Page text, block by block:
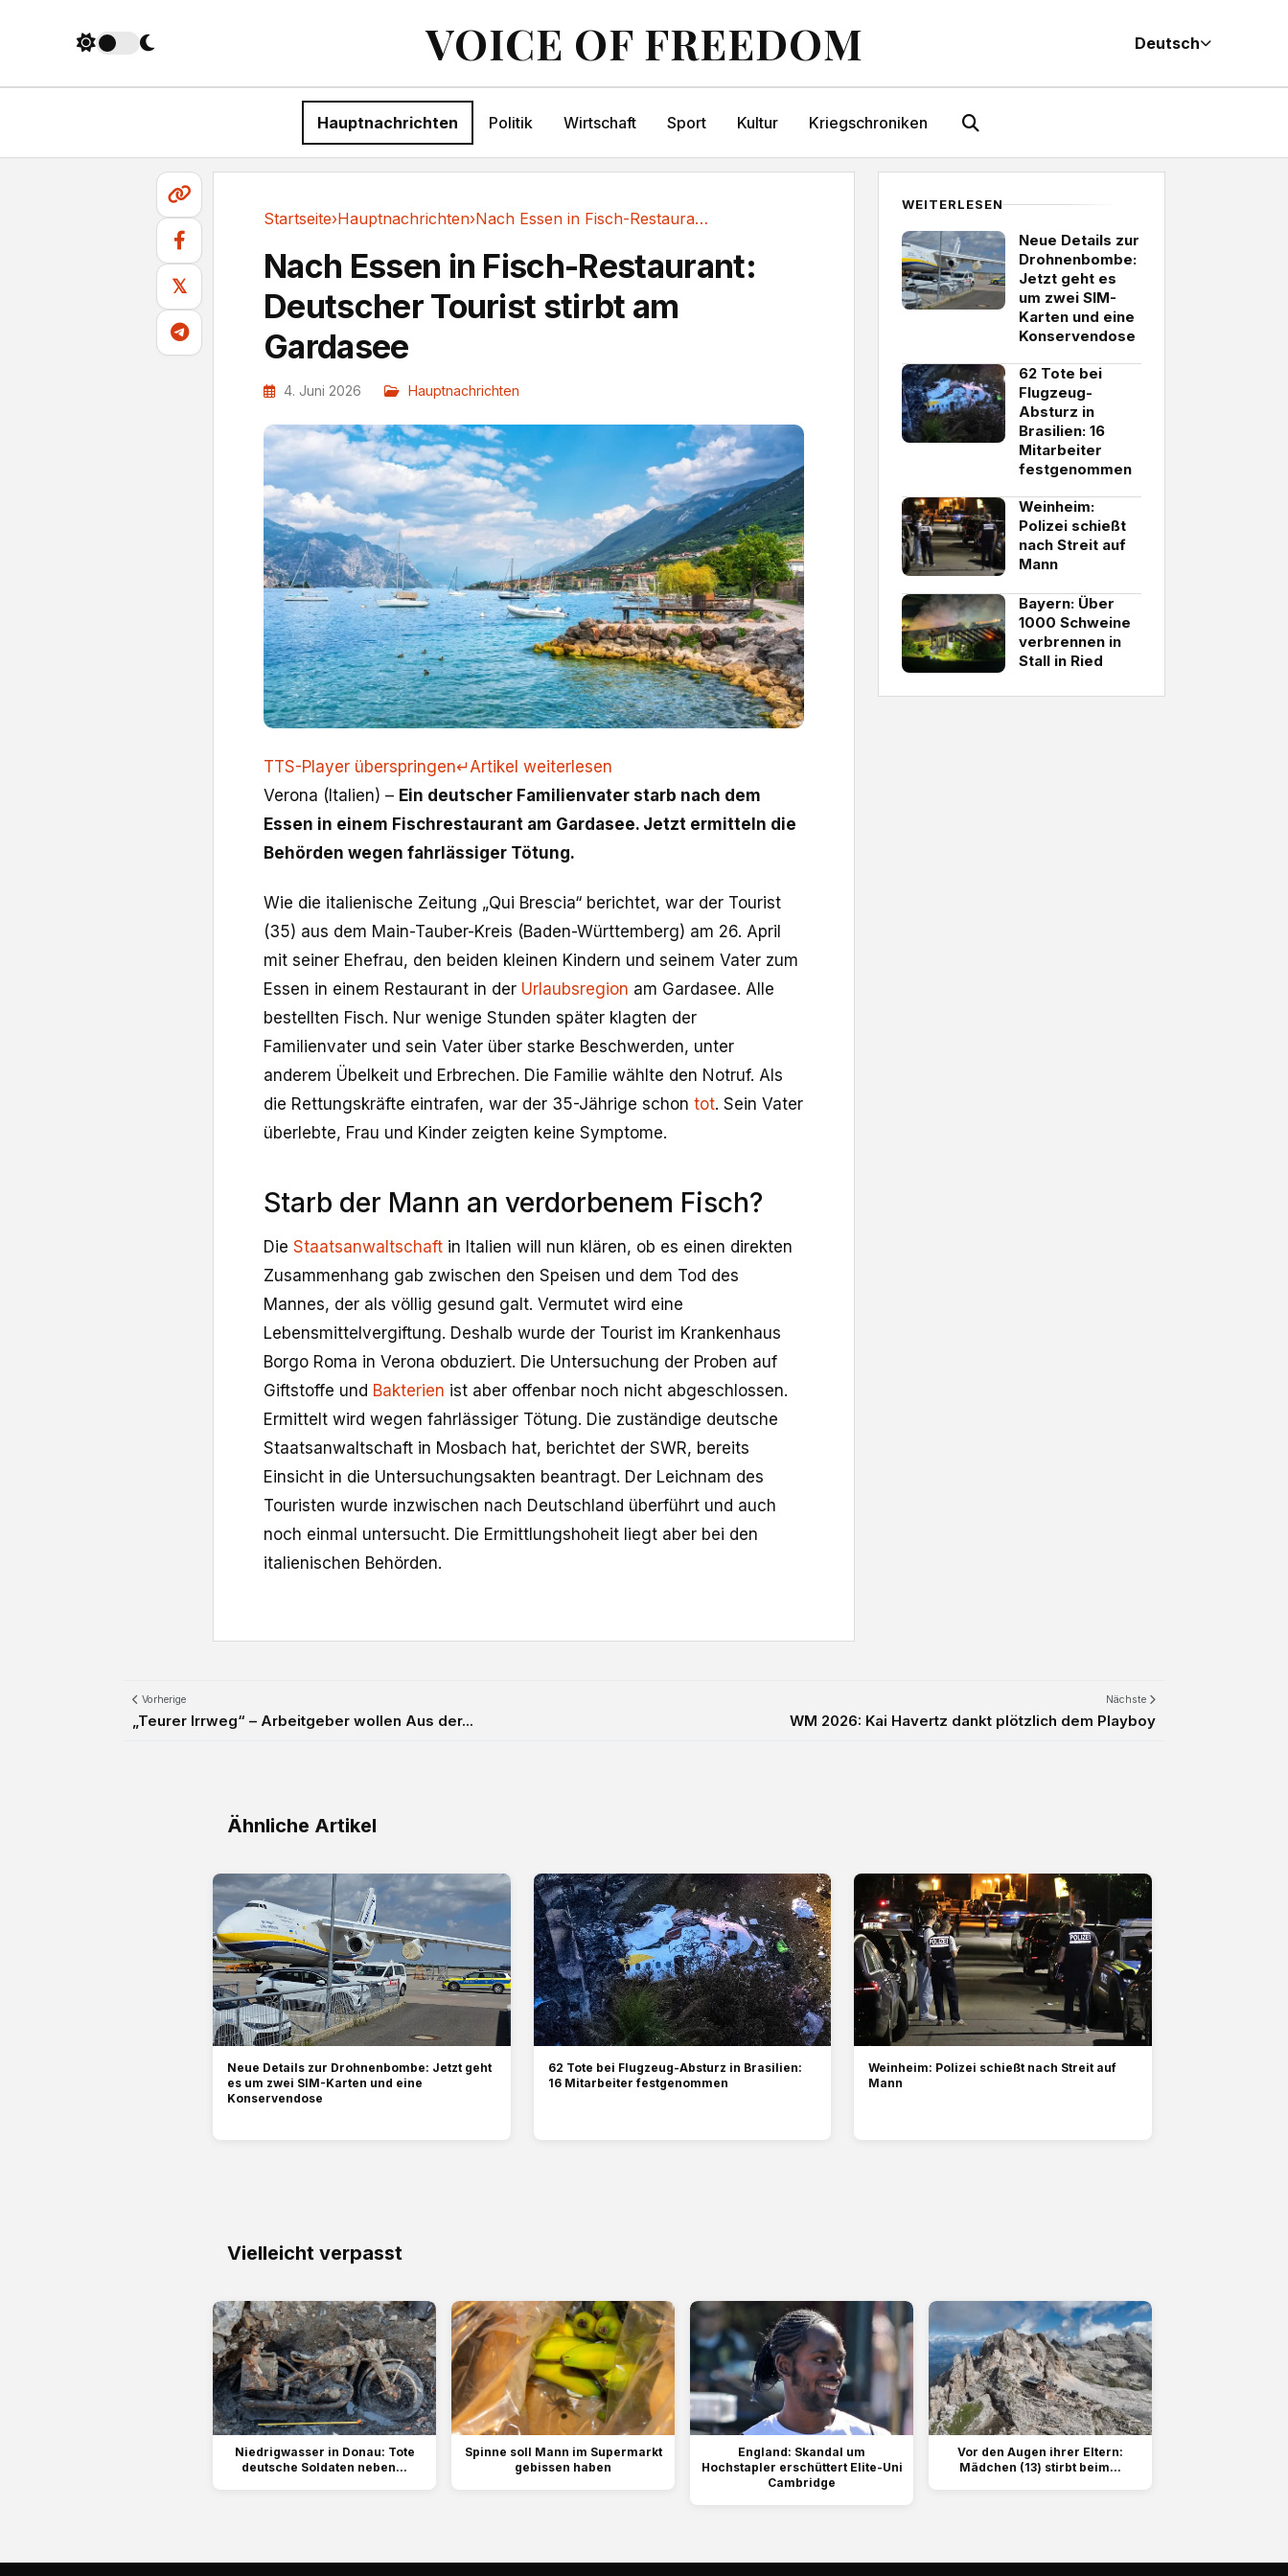
VOICE OF FREEDOM Deutsch
Hauptnachrichten Politik Wirtschaft Sport Kultur Kriegschroniken
𝕏
Startseite›Hauptnachrichten› Nach Essen in Fisch-Restaurant: Deutscher...
Nach Essen in Fisch-Restaurant:
Deutscher Tourist stirbt am
Gardasee
4. Juni 2026 Hauptnachrichten
TTS-Player überspringen↵Artikel weiterlesen
Verona (Italien) – Ein deutscher Familienvater starb nach dem
Essen in einem Fischrestaurant am Gardasee. Jetzt ermitteln die
Behörden wegen fahrlässiger Tötung.
Wie die italienische Zeitung „Qui Brescia“ berichtet, war der Tourist
(35) aus dem Main-Tauber-Kreis (Baden-Württemberg) am 26. April
mit seiner Ehefrau, den beiden kleinen Kindern und seinem Vater zum
Essen in einem Restaurant in der Urlaubsregion am Gardasee. Alle
bestellten Fisch. Nur wenige Stunden später klagten der
Familienvater und sein Vater über starke Beschwerden, unter
anderem Übelkeit und Erbrechen. Die Familie wählte den Notruf. Als
die Rettungskräfte eintrafen, war der 35-Jährige schon tot. Sein Vater
überlebte, Frau und Kinder zeigten keine Symptome.
Starb der Mann an verdorbenem Fisch?
Die Staatsanwaltschaft in Italien will nun klären, ob es einen direkten
Zusammenhang gab zwischen den Speisen und dem Tod des
Mannes, der als völlig gesund galt. Vermutet wird eine
Lebensmittelvergiftung. Deshalb wurde der Tourist im Krankenhaus
Borgo Roma in Verona obduziert. Die Untersuchung der Proben auf
Giftstoffe und Bakterien ist aber offenbar noch nicht abgeschlossen.
Ermittelt wird wegen fahrlässiger Tötung. Die zuständige deutsche
Staatsanwaltschaft in Mosbach hat, berichtet der SWR, bereits
Einsicht in die Untersuchungsakten beantragt. Der Leichnam des
Touristen wurde inzwischen nach Deutschland überführt und auch
noch einmal untersucht. Die Ermittlungshoheit liegt aber bei den
italienischen Behörden.
WEITERLESEN
Neue Details zur
Drohnenbombe:
Jetzt geht es
um zwei SIM-
Karten und eine
Konservendose
62 Tote bei
Flugzeug-
Absturz in
Brasilien: 16
Mitarbeiter
festgenommen
Weinheim:
Polizei schießt
nach Streit auf
Mann
Bayern: Über
1000 Schweine
verbrennen in
Stall in Ried
Vorherige
„Teurer Irrweg“ – Arbeitgeber wollen Aus der...
Nächste
WM 2026: Kai Havertz dankt plötzlich dem Playboy
Ähnliche Artikel
Neue Details zur Drohnenbombe: Jetzt geht
es um zwei SIM-Karten und eine
Konservendose
62 Tote bei Flugzeug-Absturz in Brasilien:
16 Mitarbeiter festgenommen
Weinheim: Polizei schießt nach Streit auf
Mann
Vielleicht verpasst
Niedrigwasser in Donau: Tote
deutsche Soldaten neben...
Spinne soll Mann im Supermarkt
gebissen haben
England: Skandal um
Hochstapler erschüttert Elite-Uni
Cambridge
Vor den Augen ihrer Eltern:
Mädchen (13) stirbt beim...